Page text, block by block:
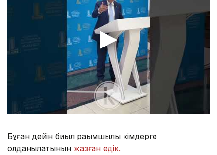
Бұған дейін биыл рақымшылық кімдерге
қолданылатынын жазған едік.